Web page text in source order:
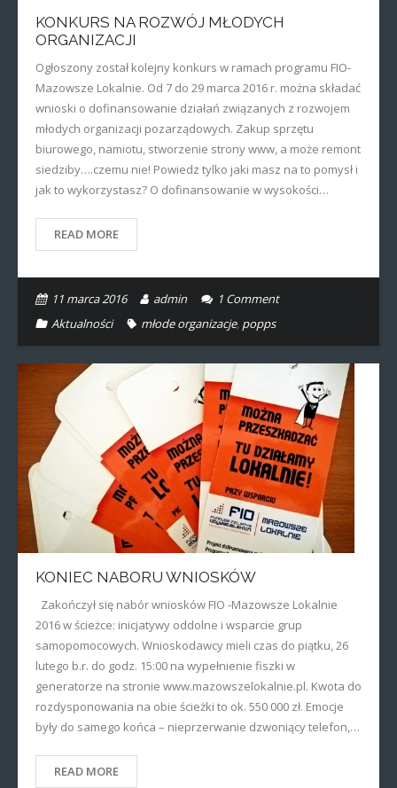
KONKURS NA ROZWÓJ MŁODYCH
ORGANIZACJI
Ogłoszony został kolejny konkurs w ramach programu FIO-
Mazowsze Lokalnie. Od 7 do 29 marca 2016 r. można składać
wnioski o dofinansowanie działań związanych z rozwojem
młodych organizacji pozarządowych. Zakup sprzętu
biurowego, namiotu, stworzenie strony www, a może remont
siedziby….czemu nie! Powiedz tylko jaki masz na to pomysł i
jak to wykorzystasz? O dofinansowanie w wysokości…
READ MORE
11 marca 2016 admin 1 Comment
Aktualności
młode organizacje, popps
KONIEC NABORU WNIOSKÓW
Zakończył się nabór wniosków FIO -Mazowsze Lokalnie
2016 w ścieżce: inicjatywy oddolne i wsparcie grup
samopomocowych. Wnioskodawcy mieli czas do piątku, 26
lutego b.r. do godz. 15:00 na wypełnienie fiszki w
generatorze na stronie www.mazowszelokalnie.pl. Kwota do
rozdysponowania na obie ścieżki to ok. 550 000 zł. Emocje
były do samego końca – nieprzerwanie dzwoniący telefon,…
READ MORE